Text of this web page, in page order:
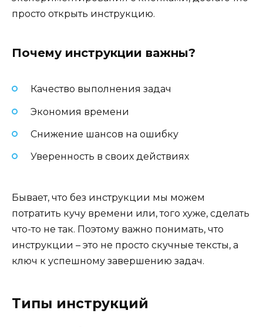
просто открыть инструкцию.
Почему инструкции важны?
Качество выполнения задач
Экономия времени
Снижение шансов на ошибку
Уверенность в своих действиях
Бывает, что без инструкции мы можем
потратить кучу времени или, того хуже, сделать
что-то не так. Поэтому важно понимать, что
инструкции – это не просто скучные тексты, а
ключ к успешному завершению задач.
Типы инструкций